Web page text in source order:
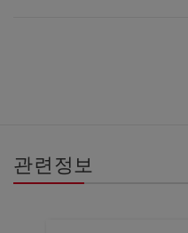
관련정보